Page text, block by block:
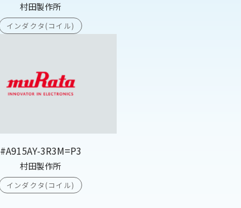
村田製作所
インダクタ(コイル)
#A915AY-3R3M=P3
村田製作所
インダクタ(コイル)